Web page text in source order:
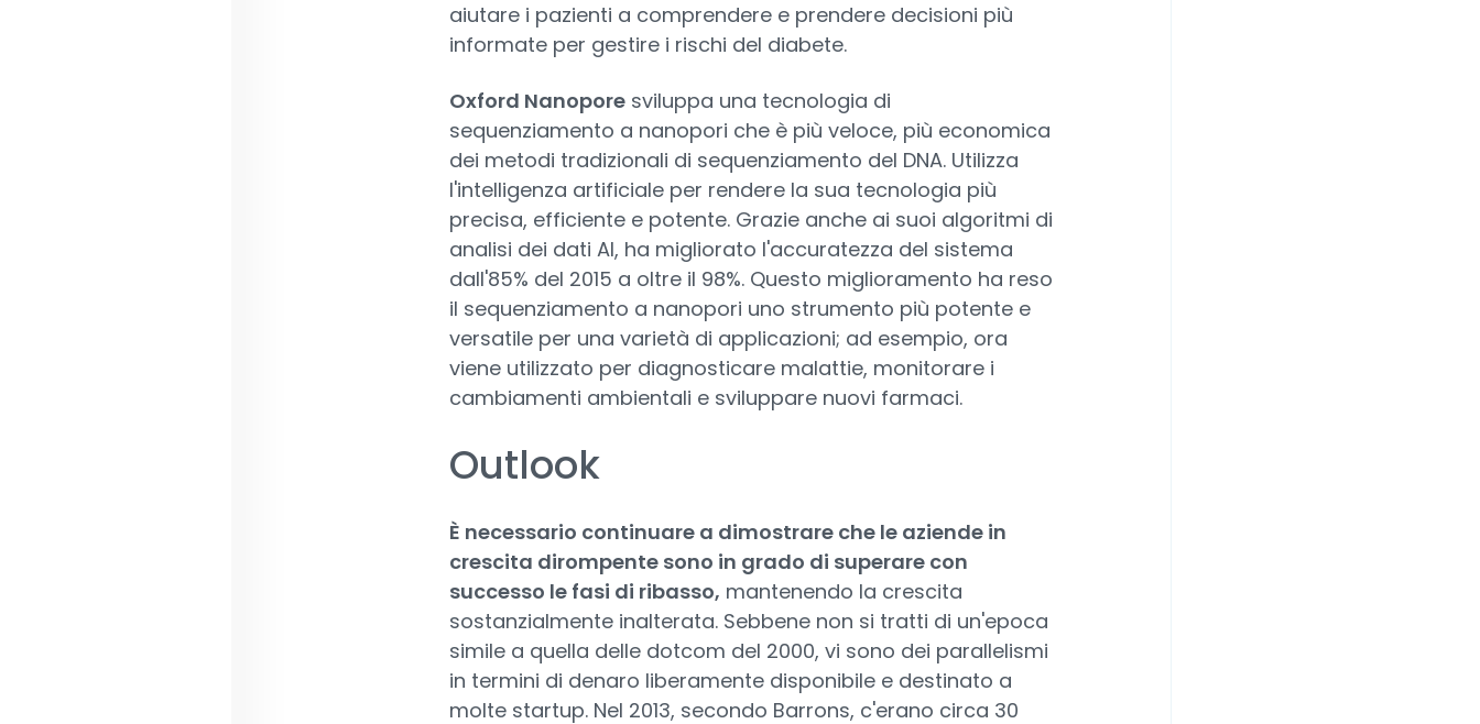
aiutare i pazienti a comprendere e prendere decisioni più
informate per gestire i rischi del diabete.
Oxford Nanoporesviluppa una tecnologia di
sequenziamento a nanopori che è più veloce, più economica
dei metodi tradizionali di sequenziamento del DNA. Utilizza
l'intelligenza artificiale per rendere la sua tecnologia più
precisa, efficiente e potente. Grazie anche ai suoi algoritmi di
analisi dei dati AI, ha migliorato l'accuratezza del sistema
dall'85% del 2015 a oltre il 98%. Questo miglioramento ha reso
il sequenziamento a nanopori uno strumento più potente e
versatile per una varietà di applicazioni; ad esempio, ora
viene utilizzato per diagnosticare malattie, monitorare i
cambiamenti ambientali e sviluppare nuovi farmaci.
Outlook
È necessario continuare a dimostrare che le aziende in
crescita dirompente sono in grado di superare con
successo le fasi di ribasso, mantenendo la crescita
sostanzialmente inalterata. Sebbene non si tratti di un'epoca
simile a quella delle dotcom del 2000, vi sono dei parallelismi
in termini di denaro liberamente disponibile e destinato a
molte startup. Nel 2013, secondo Barrons, c'erano circa 30